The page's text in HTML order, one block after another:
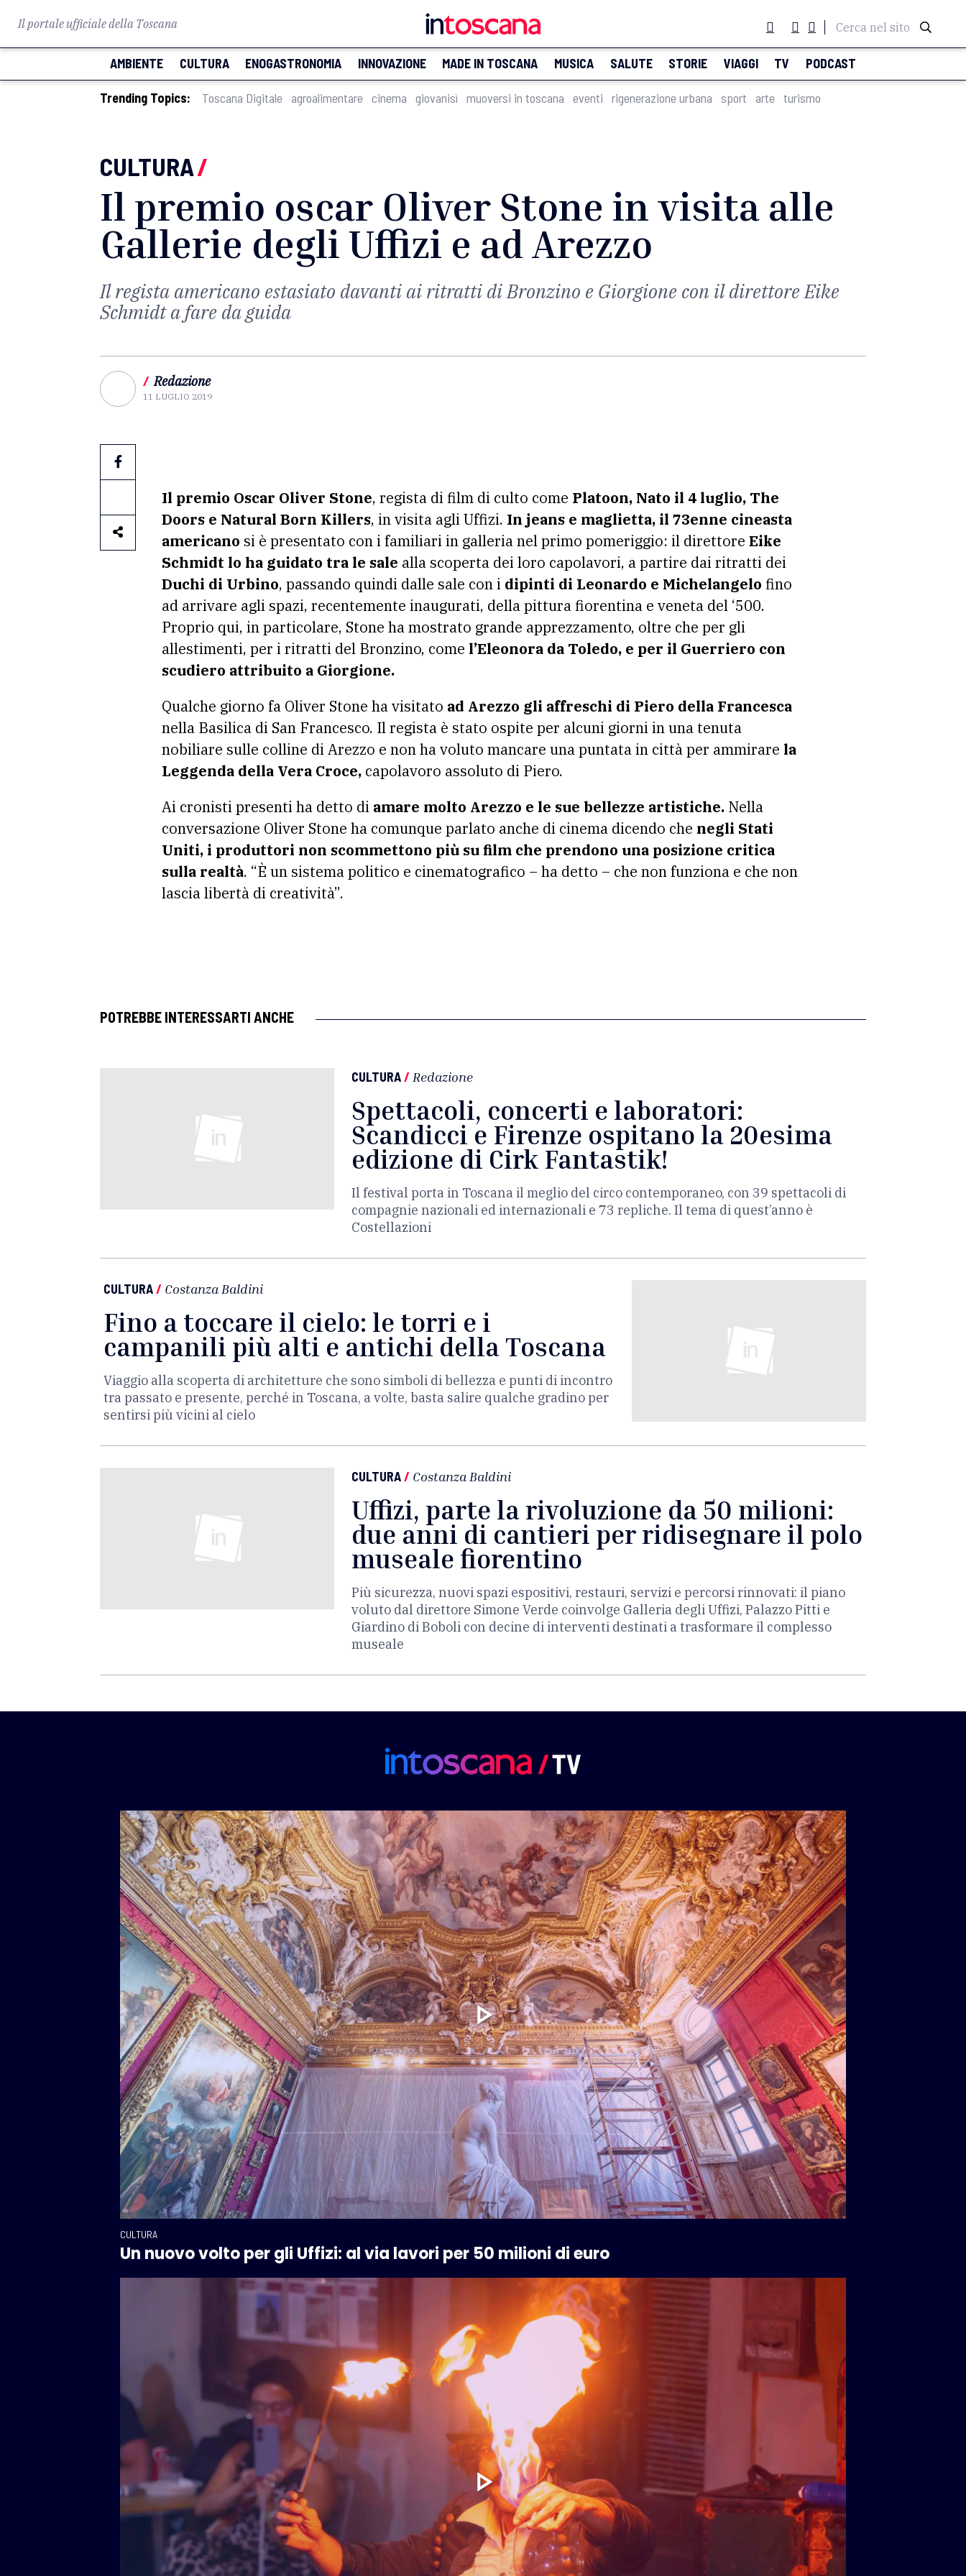
Il portale ufficiale della Toscana Cerca nel sito
AMBIENTE CULTURA ENOGASTRONOMIA INNOVAZIONE MADE IN TOSCANA MUSICA SALUTE STORIE VIAGGI TV PODCAST
Trending Topics: Toscana Digitale agroalimentare cinema giovanisì muoversi in toscana eventi rigenerazione urbana sport arte turismo
CULTURA/
Il premio oscar Oliver Stone in visita alle
Gallerie degli Uffizi e ad Arezzo
Il regista americano estasiato davanti ai ritratti di Bronzino e Giorgione con il direttore Eike
Schmidt a fare da guida
/ Redazione
11 LUGLIO 2019
Il premio Oscar Oliver Stone, regista di film di culto come Platoon, Nato il 4 luglio, The
Doors e Natural Born Killers, in visita agli Uffizi. In jeans e maglietta, il 73enne cineasta
americano si è presentato con i familiari in galleria nel primo pomeriggio: il direttore Eike
Schmidt lo ha guidato tra le sale alla scoperta dei loro capolavori, a partire dai ritratti dei
Duchi di Urbino, passando quindi dalle sale con i dipinti di Leonardo e Michelangelo fino
ad arrivare agli spazi, recentemente inaugurati, della pittura fiorentina e veneta del ‘500.
Proprio qui, in particolare, Stone ha mostrato grande apprezzamento, oltre che per gli
allestimenti, per i ritratti del Bronzino, come l’Eleonora da Toledo, e per il Guerriero con
scudiero attribuito a Giorgione.
Qualche giorno fa Oliver Stone ha visitato ad Arezzo gli affreschi di Piero della Francesca
nella Basilica di San Francesco. Il regista è stato ospite per alcuni giorni in una tenuta
nobiliare sulle colline di Arezzo e non ha voluto mancare una puntata in città per ammirare la
Leggenda della Vera Croce, capolavoro assoluto di Piero.
Ai cronisti presenti ha detto di amare molto Arezzo e le sue bellezze artistiche. Nella
conversazione Oliver Stone ha comunque parlato anche di cinema dicendo che negli Stati
Uniti, i produttori non scommettono più su film che prendono una posizione critica
sulla realtà. “È un sistema politico e cinematografico – ha detto – che non funziona e che non
lascia libertà di creatività”.
POTREBBE INTERESSARTI ANCHE
CULTURA/ Redazione
Spettacoli, concerti e laboratori:
Scandicci e Firenze ospitano la 20esima
edizione di Cirk Fantastik!
Il festival porta in Toscana il meglio del circo contemporaneo, con 39 spettacoli di
compagnie nazionali ed internazionali e 73 repliche. Il tema di quest’anno è
Costellazioni
CULTURA/ Costanza Baldini
Fino a toccare il cielo: le torri e i
campanili più alti e antichi della Toscana
Viaggio alla scoperta di architetture che sono simboli di bellezza e punti di incontro
tra passato e presente, perché in Toscana, a volte, basta salire qualche gradino per
sentirsi più vicini al cielo
CULTURA/ Costanza Baldini
Uffizi, parte la rivoluzione da 50 milioni:
due anni di cantieri per ridisegnare il polo
museale fiorentino
Più sicurezza, nuovi spazi espositivi, restauri, servizi e percorsi rinnovati: il piano
voluto dal direttore Simone Verde coinvolge Galleria degli Uffizi, Palazzo Pitti e
Giardino di Boboli con decine di interventi destinati a trasformare il complesso
museale
CULTURA
Un nuovo volto per gli Uffizi: al via lavori per 50 milioni di euro